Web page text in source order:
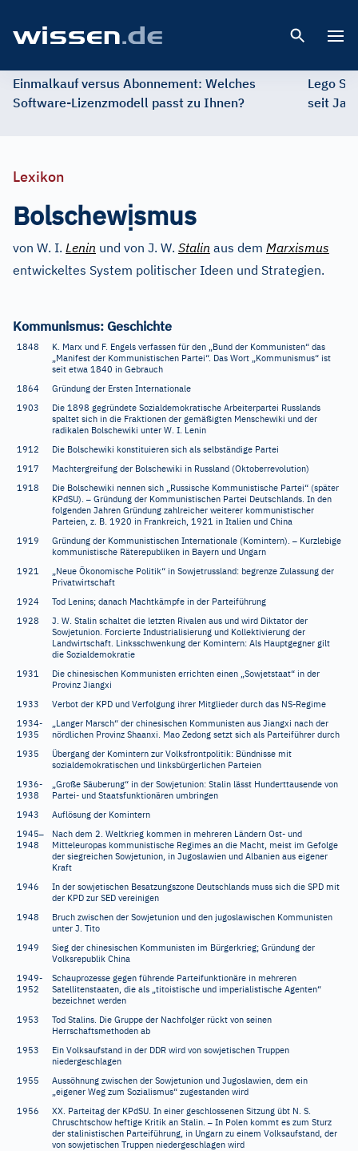
Einmalkauf versus Abonnement: Welches
Software-Lizenzmodell passt zu Ihnen?
Lego
seit
Lexikon
Bolschewịsmus
von W. I. Lenin und von J. W. Stalin aus dem Marxismus
entwickeltes System politischer Ideen und Strategien.
Kommunismus: Geschichte
1848
K. Marx und F. Engels verfassen für den „Bund der Kommunisten“ das
„Manifest der Kommunistischen Partei“. Das Wort „Kommunismus“ ist
seit etwa 1840 in Gebrauch
1864
Gründung der Ersten Internationale
1903
Die 1898 gegründete Sozialdemokratische Arbeiterpartei Russlands
spaltet sich in die Fraktionen der gemäßigten Menschewiki und der
radikalen Bolschewiki unter W. I. Lenin
1912
Die Bolschewiki konstituieren sich als selbständige Partei
1917
Machtergreifung der Bolschewiki in Russland (Oktoberrevolution)
1918
Die Bolschewiki nennen sich „Russische Kommunistische Partei“ (später
KPdSU). – Gründung der Kommunistischen Partei Deutschlands. In den
folgenden Jahren Gründung zahlreicher weiterer kommunistischer
Parteien, z. B. 1920 in Frankreich, 1921 in Italien und China
1919
Gründung der Kommunistischen Internationale (Komintern). – Kurzlebige
kommunistische Räterepubliken in Bayern und Ungarn
1921
„Neue Ökonomische Politik“ in Sowjetrussland: begrenze Zulassung der
Privatwirtschaft
1924
Tod Lenins; danach Machtkämpfe in der Parteiführung
1928
J. W. Stalin schaltet die letzten Rivalen aus und wird Diktator der
Sowjetunion. Forcierte Industrialisierung und Kollektivierung der
Landwirtschaft. Linksschwenkung der Komintern: Als Hauptgegner gilt
die Sozialdemokratie
1931
Die chinesischen Kommunisten errichten einen „Sowjetstaat“ in der
Provinz Jiangxi
1933
Verbot der KPD und Verfolgung ihrer Mitglieder durch das NS-Regime
1934-
1935
„Langer Marsch“ der chinesischen Kommunisten aus Jiangxi nach der
nördlichen Provinz Shaanxi. Mao Zedong setzt sich als Parteiführer durch
1935
Übergang der Komintern zur Volksfrontpolitik: Bündnisse mit
sozialdemokratischen und linksbürgerlichen Parteien
1936-
1938
„Große Säuberung“ in der Sowjetunion: Stalin lässt Hunderttausende von
Partei- und Staatsfunktionären umbringen
1943
Auflösung der Komintern
1945–
1948
Nach dem 2. Weltkrieg kommen in mehreren Ländern Ost- und
Mitteleuropas kommunistische Regimes an die Macht, meist im Gefolge
der siegreichen Sowjetunion, in Jugoslawien und Albanien aus eigener
Kraft
1946
In der sowjetischen Besatzungszone Deutschlands muss sich die SPD mit
der KPD zur SED vereinigen
1948
Bruch zwischen der Sowjetunion und den jugoslawischen Kommunisten
unter J. Tito
1949
Sieg der chinesischen Kommunisten im Bürgerkrieg; Gründung der
Volksrepublik China
1949-
1952
Schauprozesse gegen führende Parteifunktionäre in mehreren
Satellitenstaaten, die als „titoistische und imperialistische Agenten“
bezeichnet werden
1953
Tod Stalins. Die Gruppe der Nachfolger rückt von seinen
Herrschaftsmethoden ab
1953
Ein Volksaufstand in der DDR wird von sowjetischen Truppen
niedergeschlagen
1955
Aussöhnung zwischen der Sowjetunion und Jugoslawien, dem ein
„eigener Weg zum Sozialismus“ zugestanden wird
1956
XX. Parteitag der KPdSU. In einer geschlossenen Sitzung übt N. S.
Chruschtschow heftige Kritik an Stalin. – In Polen kommt es zum Sturz
der stalinistischen Parteiführung, in Ungarn zu einem Volksaufstand, der
von sowjetischen Truppen niedergeschlagen wird